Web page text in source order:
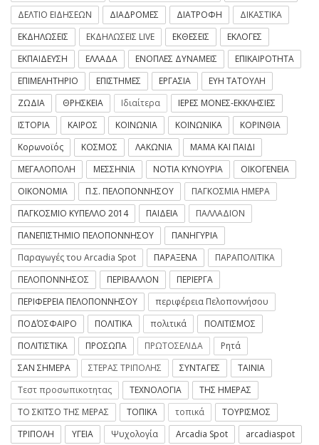
ΔΕΛΤΙΟ ΕΙΔΗΣΕΩΝ
ΔΙΑΔΡΟΜΕΣ ΔΙΑΤΡΟΦΗ
ΔΙΚΑΣΤΙΚΑ
ΕΚΔΗΛΩΣΕΙΣ
ΕΚΔΗΛΩΣΕΙΣ LIVE ΕΚΘΕΣΕΙΣ
ΕΚΛΟΓΕΣ
ΕΚΠΑΙΔΕΥΣΗ
ΕΛΛΑΔΑ ΕΝΟΠΛΕΣ ΔΥΝΑΜΕΙΣ
ΕΠΙΚΑΙΡΟΤΗΤΑ
ΕΠΙΜΕΛΗΤΗΡΙΟ
ΕΠΙΣΤΗΜΕΣ ΕΡΓΑΣΙΑ
ΕΥΗ ΤΑΤΟΥΛΗ
ΖΩΔΙΑ
ΘΡΗΣΚΕΙΑ Ιδιαίτερα
ΙΕΡΕΣ ΜΟΝΕΣ-ΕΚΚΛΗΣΙΕΣ
ΙΣΤΟΡΙΑ
ΚΑΙΡΟΣ ΚΟΙΝΩΝΙΑ ΚΟΙΝΩΝΙΚΑ
ΚΟΡΙΝΘΙΑ
Κορωνοϊός
ΚΟΣΜΟΣ ΛΑΚΩΝΙΑ
ΜΑΜΑ ΚΑΙ ΠΑΙΔΙ
ΜΕΓΑΛΟΠΟΛΗ
ΜΕΣΣΗΝΙΑ ΝΟΤΙΑ ΚΥΝΟΥΡΙΑ
ΟΙΚΟΓΕΝΕΙΑ
ΟΙΚΟΝΟΜΙΑ
Π.Σ. ΠΕΛΟΠΟΝΝΗΣΟΥ
ΠΑΓΚΟΣΜΙΑ ΗΜΕΡΑ
ΠΑΓΚΟΣΜΙΟ ΚΥΠΕΛΛΟ 2014
ΠΑΙΔΕΙΑ
ΠΑΛΛΑΔΙΟΝ
ΠΑΝΕΠΙΣΤΗΜΙΟ ΠΕΛΟΠΟΝΝΗΣΟΥ
ΠΑΝΗΓΥΡΙΑ
Παραγωγές του Arcadia Spot
ΠΑΡΑΞΕΝΑ
ΠΑΡΑΠΟΛΙΤΙΚΑ
ΠΕΛΟΠΟΝΝΗΣΟΣ
ΠΕΡΙΒΑΛΛΟΝ
ΠΕΡΙΕΡΓΑ
ΠΕΡΙΦΕΡΕΙΑ ΠΕΛΟΠΟΝΝΗΣΟΥ
περιφέρεια Πελοποννήσου
ΠΟΔΌΣΦΑΙΡΟ
ΠΟΛΙΤΙΚΑ πολιτικά
ΠΟΛΙΤΙΣΜΟΣ
ΠΟΛΙΤΙΣΤΙΚΑ
ΠΡΟΣΩΠΑ ΠΡΩΤΟΣΕΛΙΔΑ
Ρητά
ΣΑΝ ΣΗΜΕΡΑ
ΣΤΕΡΑΣ ΤΡΙΠΟΛΗΣ ΣΥΝΤΑΓΕΣ
ΤΑΙΝΙΑ
Τεστ προσωπικοτητας
ΤΕΧΝΟΛΟΓΙΑ
ΤΗΣ ΗΜΕΡΑΣ
ΤΟ ΣΚΙΤΣΟ ΤΗΣ ΜΕΡΑΣ
ΤΟΠΙΚΑ τοπικά
ΤΟΥΡΙΣΜΟΣ
ΤΡΙΠΟΛΗ
ΥΓΕΙΑ Ψυχολογία Arcadia Spot
arcadiaspot